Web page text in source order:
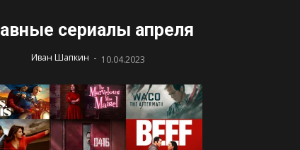
сериалы апреля
Иван Шапкин - 10.04.2023